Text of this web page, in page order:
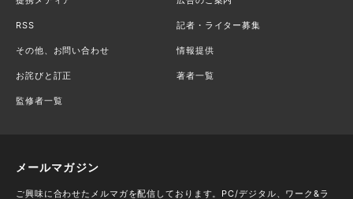
RSS 記者・ライター募集
その他、お問い合わせ 情報提供
お詫びと訂正 著者一覧
監修者一覧
メールマガジン
ご興味に合わせたメルマガを配信しております。PC/デジタル、ワーク&ラ